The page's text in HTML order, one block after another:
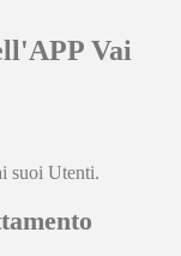
Vai
suoi Utenti.